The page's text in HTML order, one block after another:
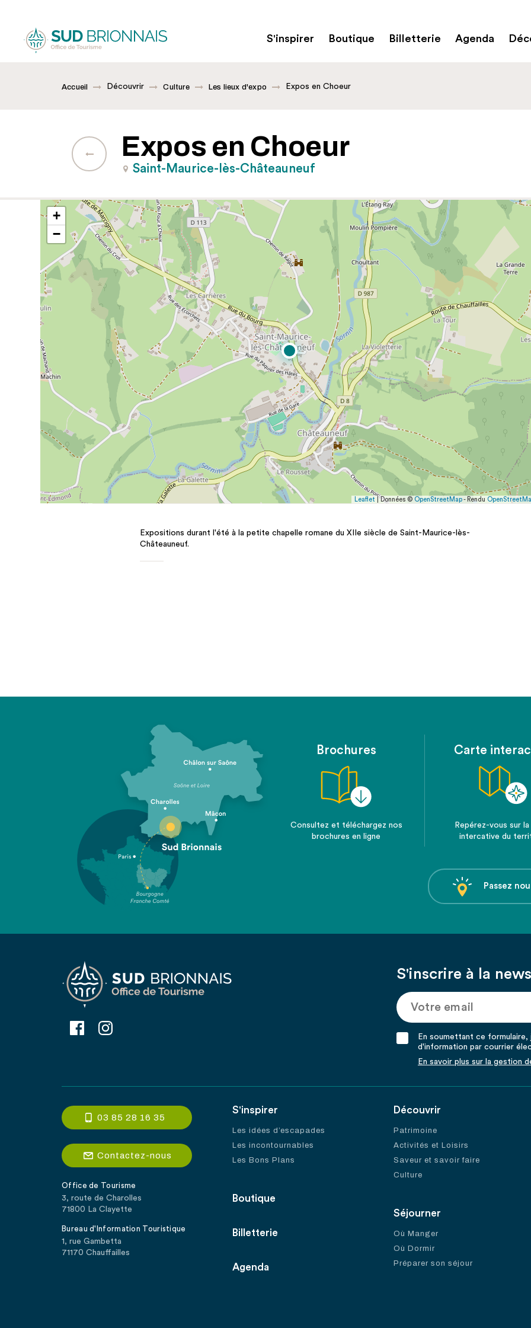
S'inspirer Boutique Billetterie Agenda
Accueil Découvrir Culture Les lieux d'expo Expos en Choeur
Expos en Choeur
Saint-Maurice-lès-Châteauneuf
+
−
Leaflet | Données © OpenStreetMap- Rendu
Expositions durant l'été à la petite chapelle romane du XIIe siècle de Saint-Maurice-lès-
Châteauneuf.
Brochures
Consultez et téléchargez nos
brochures en ligne
Carte
Repérez-vous sur
intercative du
Passez
S'inscrire à la
En soumettant ce
d'information par courrier
En savoir plus sur la gestion
03 85 28 16 35
Contactez-nous
Office de Tourisme
3, route de Charolles
71800 La Clayette
Bureau d'Information Touristique
1, rue Gambetta
71170 Chauffailles
S'inspirer
Les idées d’escapades
Les incontournables
Les Bons Plans
Boutique
Billetterie
Agenda
Découvrir
Patrimoine
Activités et Loisirs
Saveur et savoir faire
Culture
Séjourner
Où Manger
Où Dormir
Préparer son séjour